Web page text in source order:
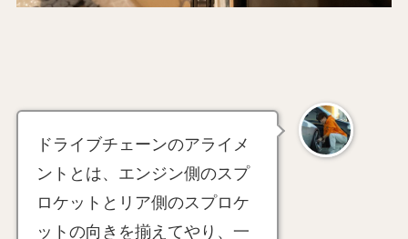
ドライブチェーンのアライメ
ントとは、エンジン側のスプ
ロケットとリア側のスプロケ
ットの向きを揃えてやり、一